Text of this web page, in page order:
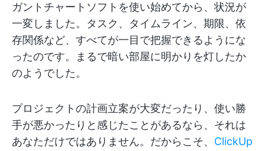
ガントチャートソフトを使い始めてから、状況が
一変しました。タスク、タイムライン、期限、依
存関係など、すべてが一目で把握できるようにな
ったのです。まるで暗い部屋に明かりを灯したか
のようでした。
プロジェクトの計画立案が大変だったり、使い勝
手が悪かったりと感じたことがあるなら、それは
あなただけではありません。だからこそ、 ClickUp